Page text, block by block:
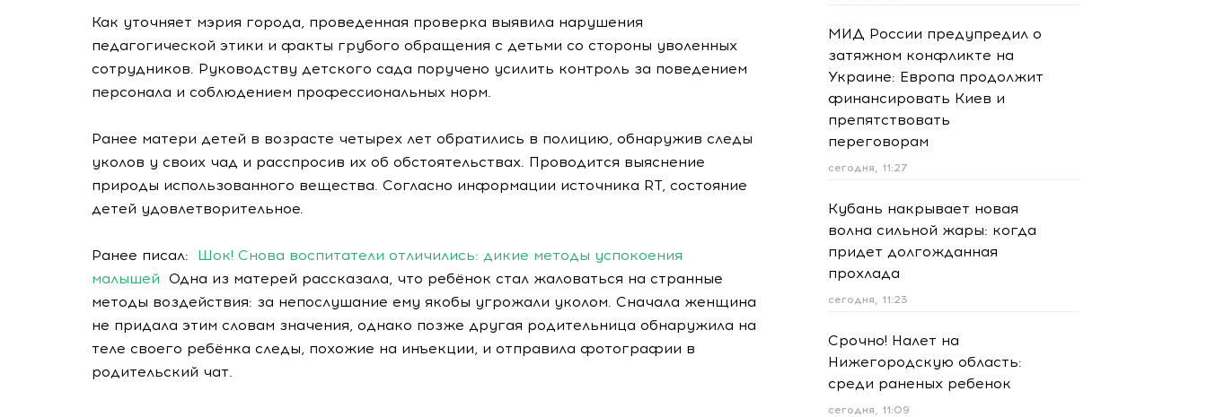
Как уточняет мэрия города, проведенная проверка выявила нарушения
педагогической этики и факты грубого обращения с детьми со стороны уволенных
сотрудников. Руководству детского сада поручено усилить контроль за поведением
персонала и соблюдением профессиональных норм.
Ранее матери детей в возрасте четырех лет обратились в полицию, обнаружив следы
уколов у своих чад и расспросив их об обстоятельствах. Проводится выяснение
природы использованного вещества. Согласно информации источника RT, состояние
детей удовлетворительное.
Ранее писал: Шок! Снова воспитатели отличились: дикие методы успокоения
малышей Одна из матерей рассказала, что ребёнок стал жаловаться на странные
методы воздействия: за непослушание ему якобы угрожали уколом. Сначала женщина
не придала этим словам значения, однако позже другая родительница обнаружила на
теле своего ребёнка следы, похожие на инъекции, и отправила фотографии в
родительский чат.
МИД России предупредил о
затяжном конфликте на
Украине: Европа продолжит
финансировать Киев и
препятствовать
переговорам
сегодня, 11:27
Кубань накрывает новая
волна сильной жары: когда
придет долгожданная
прохлада
сегодня, 11:23
Срочно! Налет на
Нижегородскую область:
среди раненых ребенок
сегодня, 11:09